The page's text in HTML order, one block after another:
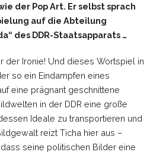
der Pop Art. Er selbst sprach
auf die Abteilung
des DDR-Staatsapparats …
der Ironie! Und dieses Wortspiel in
so ein Eindampfen eines
eine prägnant geschnittene
in der DDR eine große
Ideale zu transportieren und
reizt Ticha hier aus –
seine politischen Bilder eine